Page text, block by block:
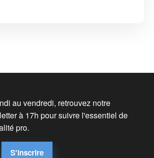
au vendredi, retrouvez notre
à 17h pour suivre l'essentiel de
pro.
S'inscrire